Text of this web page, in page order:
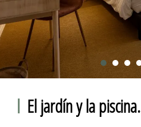
El jardín y la piscina.